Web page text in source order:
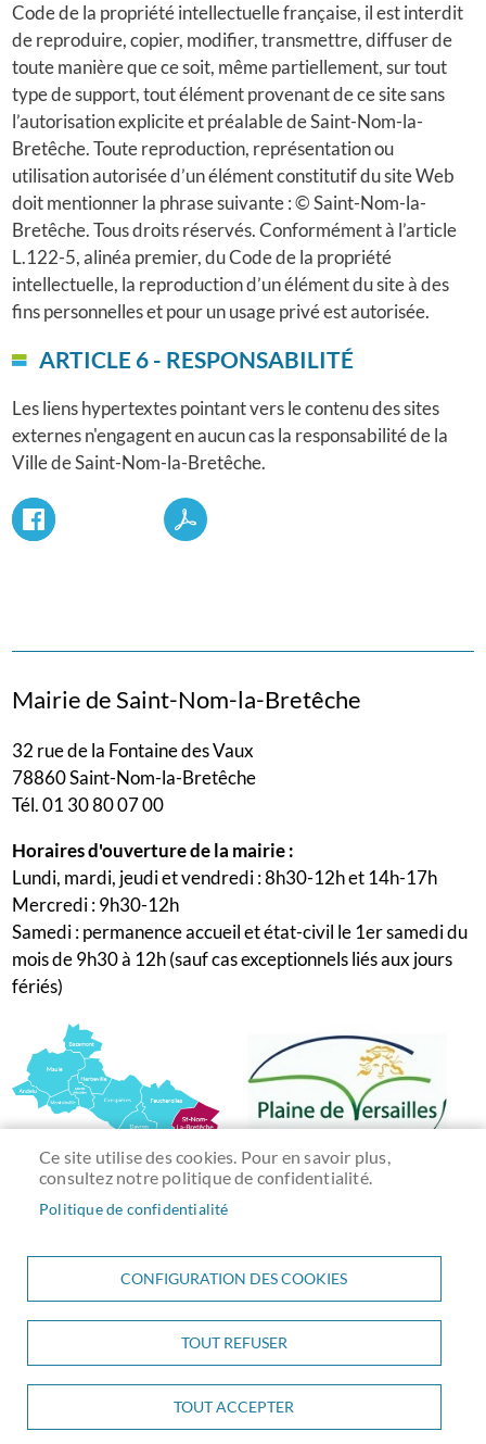
Code de la propriété intellectuelle française, il est interdit
de reproduire, copier, modifier, transmettre, diffuser de
toute manière que ce soit, même partiellement, sur tout
type de support, tout élément provenant de ce site sans
l’autorisation explicite et préalable de Saint-Nom-la-
Bretêche. Toute reproduction, représentation ou
utilisation autorisée d’un élément constitutif du site Web
doit mentionner la phrase suivante : © Saint-Nom-la-
Bretêche. Tous droits réservés. Conformément à l’article
L.122-5, alinéa premier, du Code de la propriété
intellectuelle, la reproduction d’un élément du site à des
fins personnelles et pour un usage privé est autorisée.
ARTICLE 6 - RESPONSABILITÉ
Les liens hypertextes pointant vers le contenu des sites
externes n'engagent en aucun cas la responsabilité de la
Ville de Saint-Nom-la-Bretêche.
Mairie de Saint-Nom-la-Bretêche
32 rue de la Fontaine des Vaux
78860 Saint-Nom-la-Bretêche
Tél. 01 30 80 07 00
Horaires d'ouverture de la mairie :
Lundi, mardi, jeudi et vendredi : 8h30-12h et 14h-17h
Mercredi : 9h30-12h
Samedi : permanence accueil et état-civil le 1er samedi du
mois de 9h30 à 12h (sauf cas exceptionnels liés aux jours
fériés)
Pied
PLAN DU SITE CONTACT MENTIONS LÉGALES
Ce site utilise des cookies. Pour en savoir plus,
consultez notre politique de confidentialité.
Politique de confidentialité
CONFIGURATION DES COOKIES
TOUT REFUSER
TOUT ACCEPTER